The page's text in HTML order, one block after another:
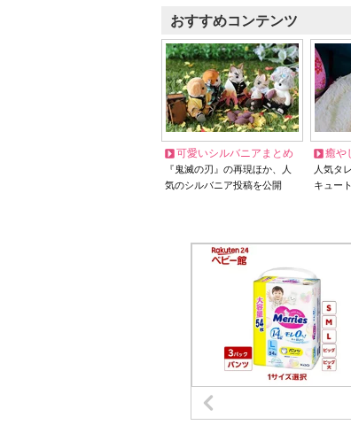
おすすめコンテンツ
可愛いシルバニアまとめ
『鬼滅の刃』の再現ほか、人
気のシルバニア投稿を公開
癒や
人気タ
キュー